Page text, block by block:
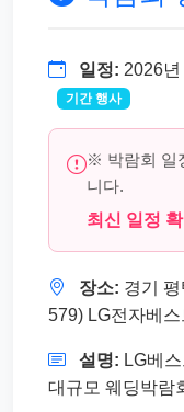
일정: 2026
기간 행사
※ 박람회 일
니다.
최신 일정 확
장소: 경기
579) LG전자베
설명: LG베
대규모 웨딩박람